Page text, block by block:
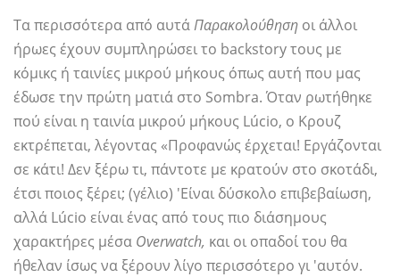
Τα περισσότερα από αυτάΠαρακολούθηση οι άλλοι
ήρωες έχουν συμπληρώσει το backstory τους με
κόμικς ή ταινίες μικρού μήκους όπως αυτή που μας
έδωσε την πρώτη ματιά στο Sombra. Όταν ρωτήθηκε
πού είναι η ταινία μικρού μήκους Lúcio, ο Κρουζ
εκτρέπεται, λέγοντας «Προφανώς έρχεται! Εργάζονται
σε κάτι! Δεν ξέρω τι, πάντοτε με κρατούν στο σκοτάδι,
έτσι ποιος ξέρει; (γέλιο) 'Είναι δύσκολο επιβεβαίωση,
αλλά Lúcio είναι ένας από τους πιο διάσημους
χαρακτήρες μέσα Overwatch, και οι οπαδοί του θα
ήθελαν ίσως να ξέρουν λίγο περισσότερο γι 'αυτόν.